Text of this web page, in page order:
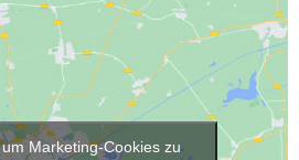
Marketing-Cookies zu